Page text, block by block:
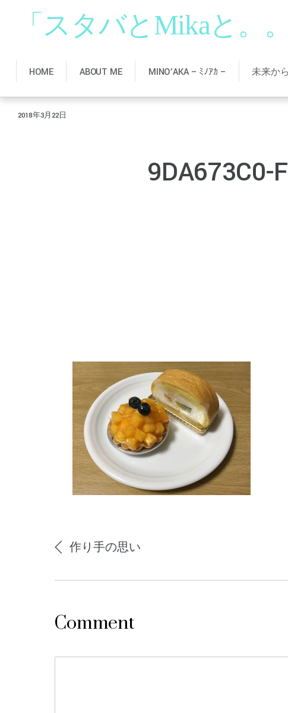
「スタバとMikaと。。
HOME ABOUT ME MINO’AKA – ﾐﾉｱｶ – 未来か
2018年3月22日
9DA673C0-
作り手の思い
Comment